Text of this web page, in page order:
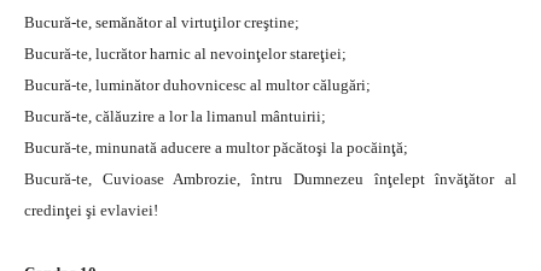
Bucură-te, semănător al virtuţilor creştine;
Bucură-te, lucrător harnic al nevoinţelor stareţiei;
Bucură-te, luminător duhovnicesc al multor călugări;
Bucură-te, călăuzire a lor la limanul mântuirii;
Bucură-te, minunată aducere a multor păcătoşi la pocăinţă;
Bucură-te, Cuvioase Ambrozie, întru Dumnezeu înţelept învăţător al
credinţei şi evlaviei!